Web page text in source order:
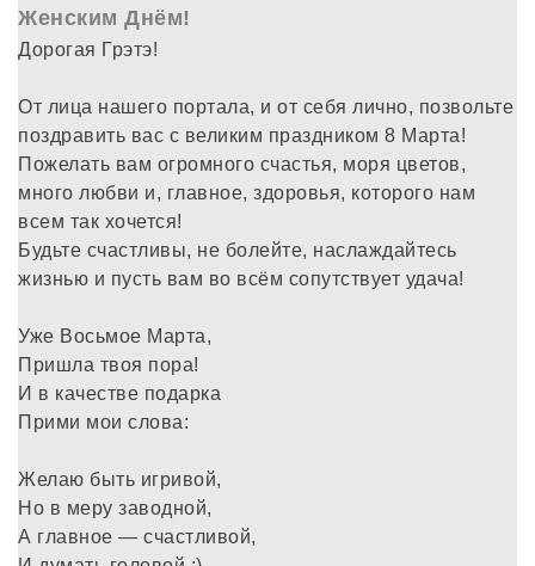
Женским Днём!
Дорогая Грэтэ!
От лица нашего портала, и от себя лично, позвольте
поздравить вас с великим праздником 8 Марта!
Пожелать вам огромного счастья, моря цветов,
много любви и, главное, здоровья, которого нам
всем так хочется!
Будьте счастливы, не болейте, наслаждайтесь
жизнью и пусть вам во всём сопутствует удача!
Уже Восьмое Марта,
Пришла твоя пора!
И в качестве подарка
Прими мои слова:
Желаю быть игривой,
Но в меру заводной,
А главное — счастливой,